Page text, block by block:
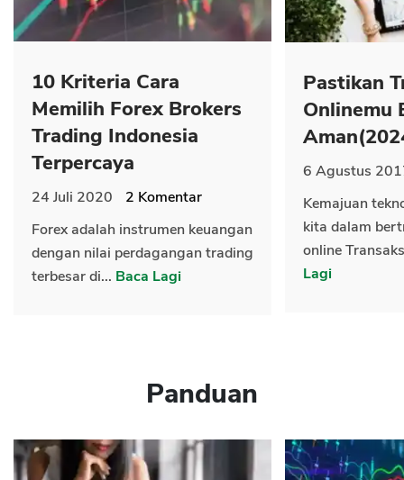
10 Kriteria Cara
Memilih Forex Brokers
Trading Indonesia
Terpercaya
24 Juli 2020 2 Komentar
Forex adalah instrumen keuangan
dengan nilai perdagangan trading
terbesar di... Baca Lagi
Pastikan
Onlinemu
6 Agustus
Kemajuan
kita dalam
online
Lagi
Panduan